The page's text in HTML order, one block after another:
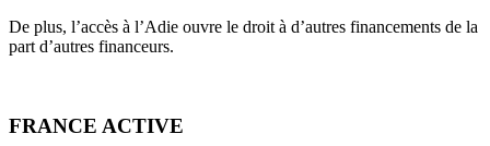
De plus, l’accès à l’Adie ouvre le droit à d’autres financements de la
part d’autres financeurs.
FRANCE ACTIVE